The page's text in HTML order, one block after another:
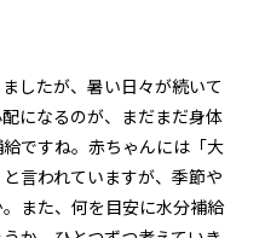
したが、暑い日々が続いて
になるのが、まだまだ身体
ですね。赤ちゃんには「大
言われていますが、季節や
また、何を目安に水分補給